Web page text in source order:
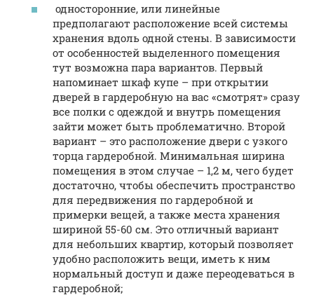
односторонние, или линейные
предполагают расположение всей системы
хранения вдоль одной стены. В зависимости
от особенностей выделенного помещения
тут возможна пара вариантов. Первый
напоминает шкаф купе – при открытии
дверей в гардеробную на вас «смотрят» сразу
все полки с одеждой и внутрь помещения
зайти может быть проблематично. Второй
вариант – это расположение двери с узкого
торца гардеробной. Минимальная ширина
помещения в этом случае – 1,2 м, чего будет
достаточно, чтобы обеспечить пространство
для передвижения по гардеробной и
примерки вещей, а также места хранения
шириной 55-60 см. Это отличный вариант
для небольших квартир, который позволяет
удобно расположить вещи, иметь к ним
нормальный доступ и даже переодеваться в
гардеробной;